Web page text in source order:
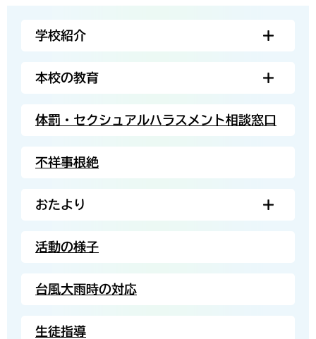
学校紹介
本校の教育
体罰・セクシュアルハラスメント相談窓口
不祥事根絶
おたより
活動の様子
台風大雨時の対応
生徒指導